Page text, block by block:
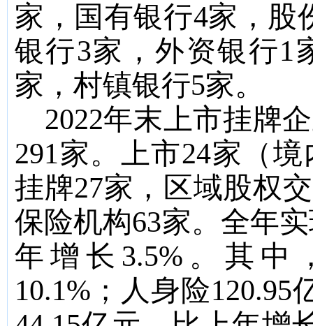
家，国有银行4家，股
银行3家，外资银行1
家，村镇银行5家。
2022年末上市挂牌
291家。上市24家（境
挂牌27家，区域股权
保险机构63家。全年
年增长 3.5% 。其中
10.1% ；人身险120.95